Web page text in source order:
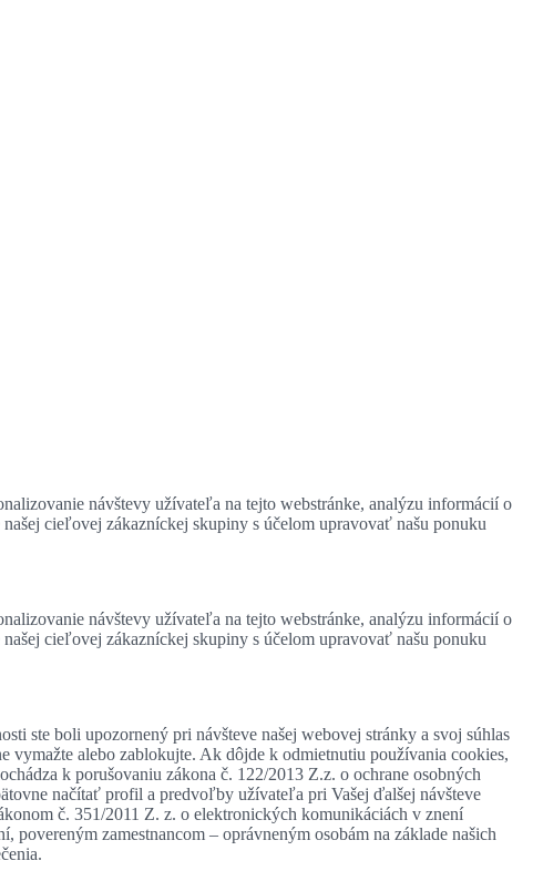
návštevy užívateľa na tejto webstránke, analýzu informácií o
cieľovej zákazníckej skupiny s účelom upravovať našu ponuku
návštevy užívateľa na tejto webstránke, analýzu informácií o
cieľovej zákazníckej skupiny s účelom upravovať našu ponuku
ste boli upozornený pri návšteve našej webovej stránky a svoj súhlas
vymažte alebo zablokujte. Ak dôjde k odmietnutiu používania cookies,
k porušovaniu zákona č. 122/2013 Z.z. o ochrane osobných
načítať profil a predvoľby užívateľa pri Vašej ďalšej návšteve
č. 351/2011 Z. z. o elektronických komunikáciách v znení
zamestnancom – oprávneným osobám na základe našich